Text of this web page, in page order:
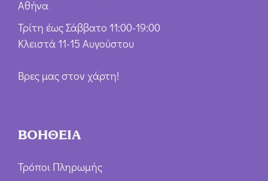
Αθήνα
Τρίτη έως Σάββατο 11:00-19:00
Κλειστά 11-15 Αυγούστου
Βρες μας στον χάρτη!
ΒΟΗΘΕΙΑ
Τρόποι Πληρωμής